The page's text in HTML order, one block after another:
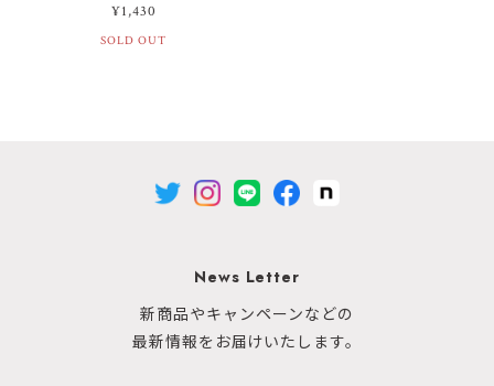
受注生産品）
¥1,430
SOLD OUT
News Letter
新商品やキャンペーンなどの
最新情報をお届けいたします。